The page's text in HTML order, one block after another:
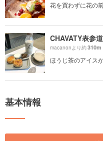
花を買わずに花の
CHAVATY表参
macanonより約310m
ほうじ茶のアイス
基本情報